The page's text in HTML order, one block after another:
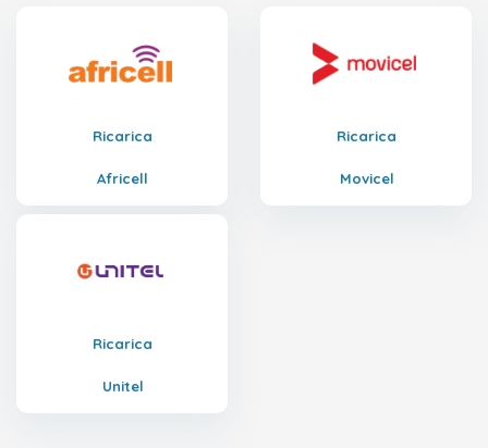
Ricarica
Africell
Ricarica
Movicel
Ricarica
Unitel